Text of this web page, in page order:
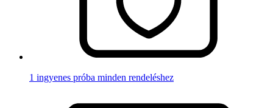
1 ingyenes próba minden rendeléshez